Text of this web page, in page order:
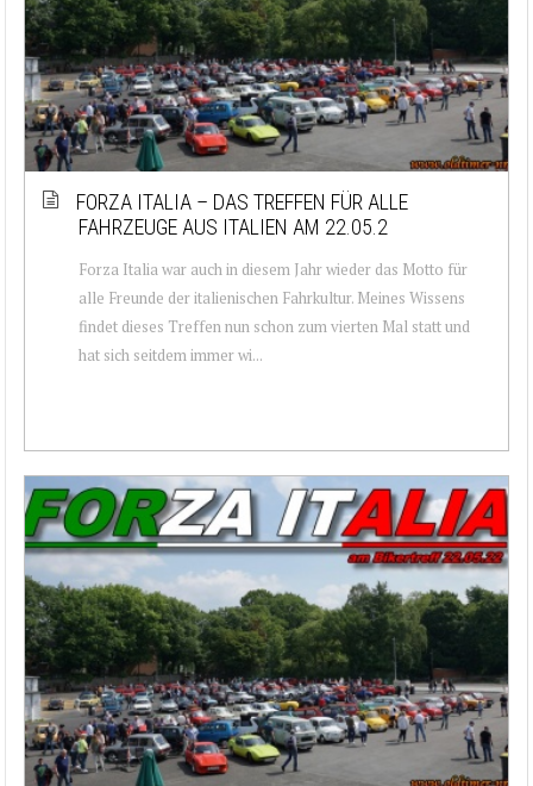
FORZA ITALIA – DAS TREFFEN FÜR ALLE
FAHRZEUGE AUS ITALIEN AM 22.05.2
Forza Italia war auch in diesem Jahr wieder das Motto für
alle Freunde der italienischen Fahrkultur. Meines Wissens
findet dieses Treffen nun schon zum vierten Mal statt und
hat sich seitdem immer wi...